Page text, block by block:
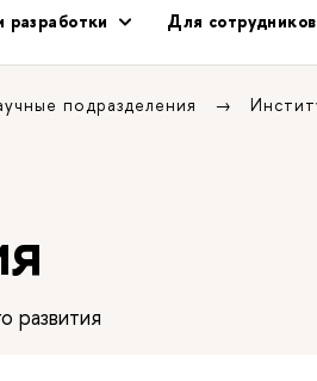
разработки
Для сотрудников
подразделения
развития